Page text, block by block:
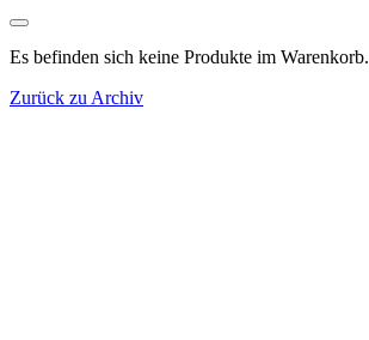
Es befinden sich keine Produkte im Warenkorb.
Zurück zu Archiv